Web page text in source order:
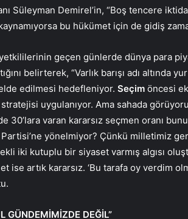
Süleyman Demirel’in, “Boş tencere
bu hükümet için de gidiş
geçen günlerde dünya para
belirterek, “Varlık barışı adı altında
edilmesi hedefleniyor. Seçim öncesi
stratejisi uygulanıyor. Ama sahada
30’lara varan kararsız seçmen oranı
yönelmiyor? Çünkü milletimiz
iki kutuplu bir siyaset varmış algısı
ise artık kararsız. ‘Bu tarafa oy verdim
GÜNDEMİMİZDE DEĞİL”